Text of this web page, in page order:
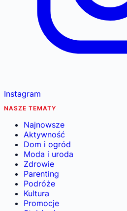
Instagram
NASZE TEMATY
Najnowsze
Aktywność
Dom i ogród
Moda i uroda
Zdrowie
Parenting
Podróże
Kultura
Promocje